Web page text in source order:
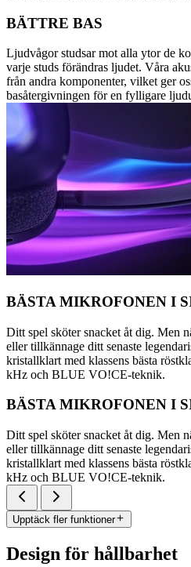
BÄTTRE BAS
Ljudvågor studsar mot alla ytor de
varje studs förändras ljudet. Våra
från andra komponenter, vilket ger
basåtergivningen för en fylligare
BÄSTA MIKROFONEN I
Ditt spel sköter snacket åt dig. Men
eller tillkännage ditt senaste
kristallklart med klassens bästa
kHz och BLUE VO!CE-teknik.
BÄSTA MIKROFONEN I
Ditt spel sköter snacket åt dig. Men
eller tillkännage ditt senaste
kristallklart med klassens bästa
kHz och BLUE VO!CE-teknik.
Upptäck fler funktioner
Design för hållbarhet